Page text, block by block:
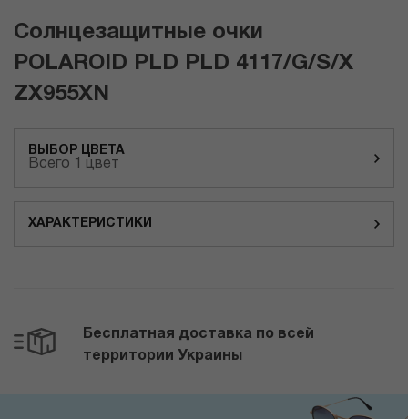
Солнцезащитные очки
POLAROID PLD PLD 4117/G/S/X
ZX955XN
ВЫБОР ЦВЕТА
Всего 1 цвет
ХАРАКТЕРИСТИКИ
Бесплатная доставка по всей
территории Украины